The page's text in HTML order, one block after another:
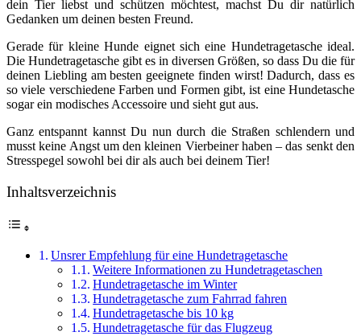
dein Tier liebst und schützen möchtest, machst Du dir natürlich
Gedanken um deinen besten Freund.
Gerade für kleine Hunde eignet sich eine Hundetragetasche ideal.
Die Hundetragetasche gibt es in diversen Größen, so dass Du die für
deinen Liebling am besten geeignete finden wirst! Dadurch, dass es
so viele verschiedene Farben und Formen gibt, ist eine Hundetasche
sogar ein modisches Accessoire und sieht gut aus.
Ganz entspannt kannst Du nun durch die Straßen schlendern und
musst keine Angst um den kleinen Vierbeiner haben – das senkt den
Stresspegel sowohl bei dir als auch bei deinem Tier!
Inhaltsverzeichnis
Unsrer Empfehlung für eine Hundetragetasche
Weitere Informationen zu Hundetragetaschen
Hundetragetasche im Winter
Hundetragetasche zum Fahrrad fahren
Hundetragetasche bis 10 kg
Hundetragetasche für das Flugzeug